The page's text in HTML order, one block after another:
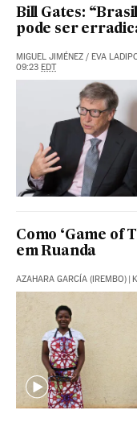
Bill Gates:
pode ser
MIGUEL JIMÉNEZ / EVA
09:23 EDT
Como ‘Game of
em Ruanda
AZAHARA GARCÍA (IREMBO) |